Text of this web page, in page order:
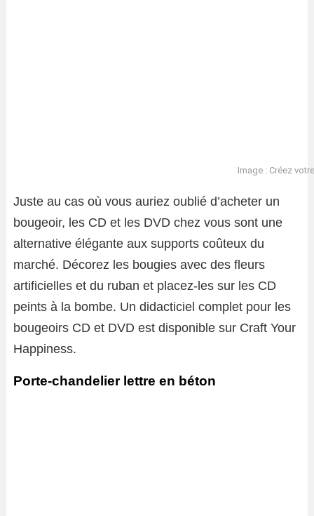
Image : Créez
Juste au cas où vous auriez oublié d’acheter un
bougeoir, les CD et les DVD chez vous sont une
alternative élégante aux supports coûteux du
marché. Décorez les bougies avec des fleurs
artificielles et du ruban et placez-les sur les CD
peints à la bombe. Un didacticiel complet pour les
bougeoirs CD et DVD est disponible sur Craft Your
Happiness.
Porte-chandelier lettre en béton